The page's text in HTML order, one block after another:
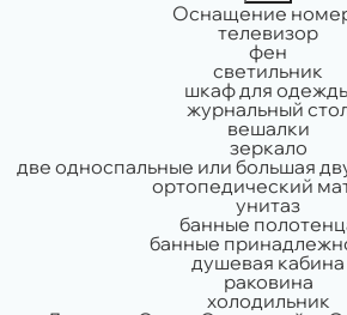
Оснащение
телевизор
фен
светильник
шкаф для
журнальный
вешалки
зеркало
две односпальные или большая
ортопедический
унитаз
банные
банные
душевая кабина
раковина
холодильник